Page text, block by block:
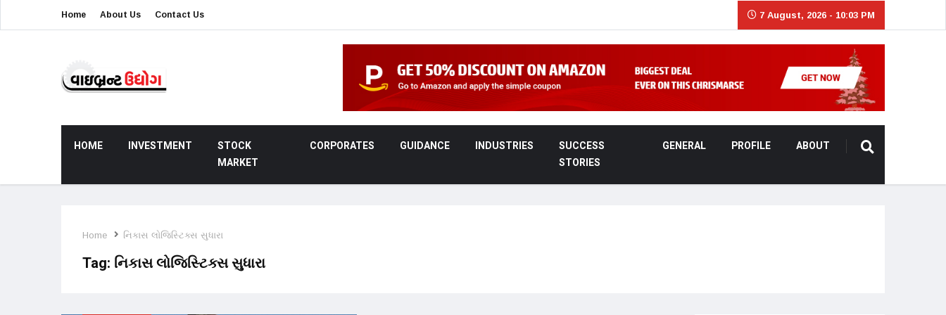
Home About Us Contact Us 7 August, 2026 - 10:03 PM
HOME INVESTMENT
STOCK
MARKET
CORPORATES GUIDANCE INDUSTRIES
SUCCESS
STORIES
GENERAL PROFILE ABOUT
Home નિકાસ લોજિસ્ટિક્સ સુધારા
Tag: નિકાસ લોજિસ્ટિક્સ સુધારા